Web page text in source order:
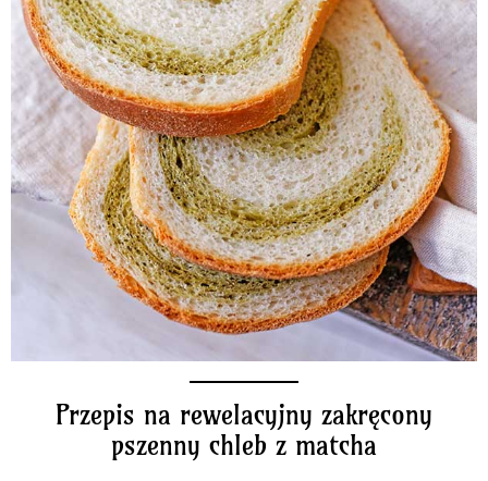
Kuchnie świata
SKLEP
Polski
Przepis na rewelacyjny zakręcony
pszenny chleb z matcha